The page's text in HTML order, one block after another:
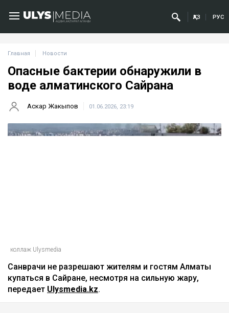
ҚАЗ РУС
Главная Новости
Опасные бактерии обнаружили в
воде алматинского Сайрана
Аскар Жакыпов 01.06.2026, 23:19
коллаж Ulysmedia
Санврачи не разрешают жителям и гостям Алматы
купаться в Сайране, несмотря на сильную жару,
передает Ulysmedia.kz.